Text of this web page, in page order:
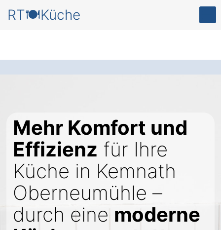
RT🍽️Küche
Mehr Komfort und
Effizienz für Ihre
Küche in Kemnath
Oberneumühle –
durch eine moderne